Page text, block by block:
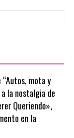
“Autos, mota y
la nostalgia de
Queriendo»,
en la